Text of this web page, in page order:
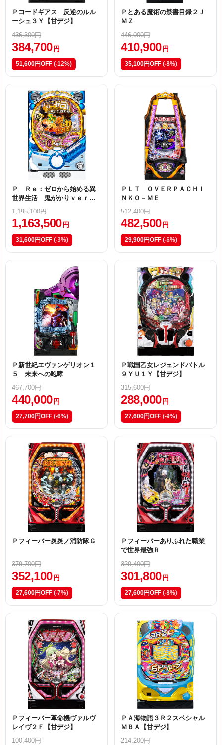
Ｐコードギアス 反逆のルル
ーシュ３Ｙ【甘デジ】
436,300円
384,700 円
51,600円OFF (-12%)
Ｐとある魔術の禁書目録２Ｊ
ＭＺ
446,000円
410,900 円
35,100円OFF (-8%)
Ｐ Ｒｅ：ゼロから始める異
世界生活 鬼がかりｖｅｒ．
1,195,100円
1,163,500 円
31,600円OFF (-3%)
ＰＬＴ ＯＶＥＲＰＡＣＨＩ
ＮＫＯ－ＭＥ
512,400円
482,500 円
29,900円OFF (-6%)
Ｐ新世紀エヴァンゲリオン１
５ 未来への咆哮
467,700円
440,000 円
27,700円OFF (-6%)
Ｐ戦国乙女レジェンドバトル
９ＹＵ１Ｙ【甘デジ】
315,600円
288,000 円
27,600円OFF (-9%)
Ｐフィーバー炎炎ノ消防隊Ｇ
379,700円
352,100 円
27,600円OFF (-7%)
Ｐフィーバーありふれた職業
で世界最強Ｒ
329,400円
301,800 円
27,600円OFF (-8%)
Ｐフィーバー革命機ヴァルヴ
レイヴ２Ｆ【甘デジ】
100,400円
ＰＡ海物語３Ｒ２スペシャル
ＭＢＡ【甘デジ】
214,200円